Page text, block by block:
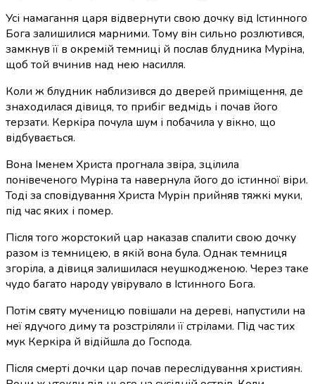
Усі намагання царя відвернути свою дочку від Істинного
Бога залишилися марними. Тому він сильно розлютився,
замкнув її в окремій темниці й послав блудника Муріна,
щоб той вчинив над нею насилля.
Коли ж блудник наблизився до дверей приміщення, де
знаходилася дівиця, то прибіг ведмідь і почав його
терзати. Керкіра почула шум і побачила у вікно, що
відбувається.
Вона Іменем Христа прогнала звіра, зцілила
понівеченого Муріна та навернула його до істинної віри.
Тоді за сповідування Христа Мурін прийняв тяжкі муки,
під час яких і помер.
Після того жорстокий цар наказав спалити свою дочку
разом із темницею, в якій вона була. Однак темниця
згоріла, а дівиця залишилася неушкодженою. Через таке
чудо багато народу увірувало в Істинного Бога.
Потім святу мученицю повішали на дереві, напустили на
неї ядучого диму та розстріляли її стрілами. Під час тих
мук Керкіра й відійшла до Господа.
Після смерті дочки цар почав переслідування християн.